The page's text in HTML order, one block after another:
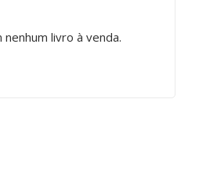
nenhum livro à venda.